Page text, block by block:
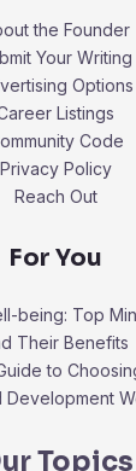
the Founder
Your Writing
Options
Listings
Code
Privacy Policy
Reach Out
For You
being: Top
Their Benefits
to
Development
Topics